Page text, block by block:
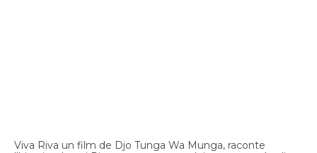
Viva Riva un film de Djo Tunga Wa Munga, raconte